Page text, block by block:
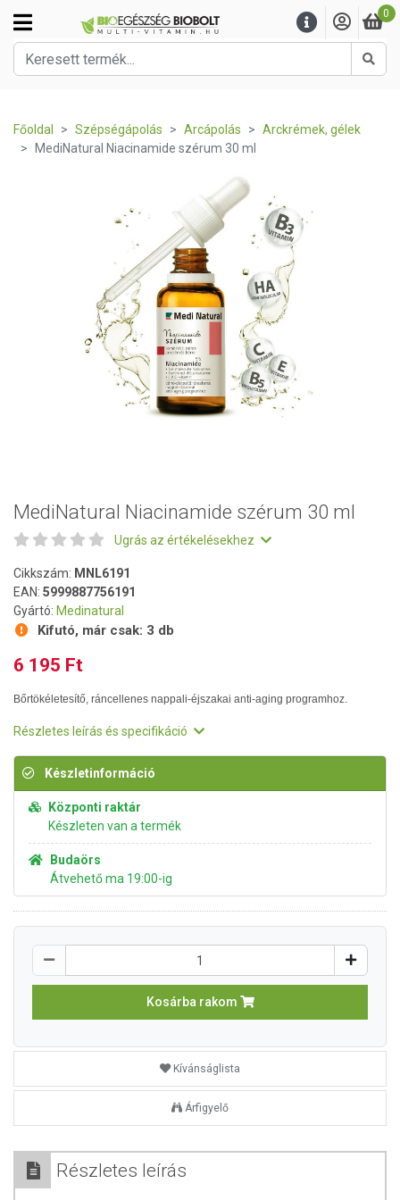
0
Főoldal Szépségápolás Arcápolás
Arckrémek, gélek
MediNatural Niacinamide szérum 30 ml
MediNatural Niacinamide szérum 30 ml
Ugrás az értékelésekhez
Cikkszám: MNL6191
EAN: 5999887756191
Gyártó: Medinatural
Kifutó, már csak: 3 db
6 195 Ft
Bőrtökéletesítő, ráncellenes nappali-éjszakai anti-aging programhoz.
Részletes leírás és specifikáció
Készletinformáció
Központi raktár
Készleten van a termék
Budaörs
Átvehető ma 19:00-ig
Kosárba rakom
Kívánságlista
Árfigyelő
Részletes leírás